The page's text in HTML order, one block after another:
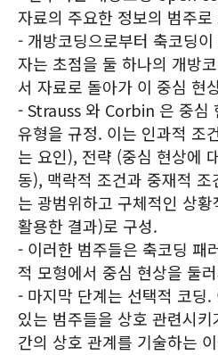
자료의 주요한 정보의 범주로
- 개방코딩으로부터 축코딩
자는 초점을 둘 하나의 개방
서 자료로 돌아가 이 중심 현
- Strauss 와 Corbin 은 중심
유형을 규정. 이는 인과적 조
는 요인), 전략 (중심 현상에
동), 맥락적 조건과 중재적
는 광범위하고 구체적인 상
활용한 결과)로 구성.
- 이러한 범주들은 축코딩 패
적 모형에서 중심 현상을 둘
- 마지막 단계는 선택적 코딩
있는 범주들을 상호 관련시
간의 상호 관계를 기술하는